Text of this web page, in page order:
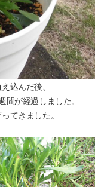
込んだ後、
間が経過しました。
てきました。